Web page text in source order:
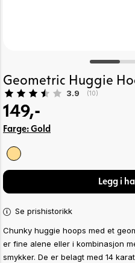
Geometric Huggie
3.9 (stemmer:
10)
149,-
Farge:Gold
Legg i
Se prishistorikk
Chunky huggie hoops med et
er fine alene eller i kombinasjon
smykker. De er belagt med 14